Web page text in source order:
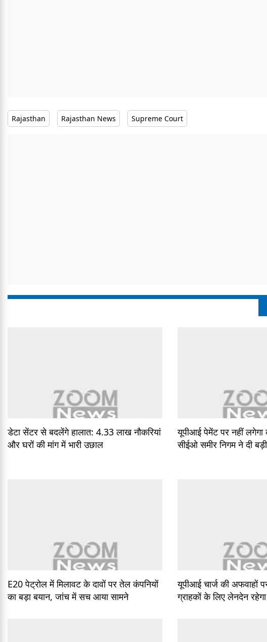
Rajasthan Rajasthan News Supreme Court
डेटा सेंटर से बदलेंगे हालात: 4.33 लाख नौकरियां
और घरों की मांग में भारी उछाल
यूपीआई पेमेंट पर नहीं लगेगा
सीईओ समीर निगम ने दी
E20 पेट्रोल में मिलावट के दावों पर तेल कंपनियों
का बड़ा बयान, जांच में सच आया सामने
यूपीआई चार्ज की अफवाहों
ग्राहकों के लिए लेनदेन